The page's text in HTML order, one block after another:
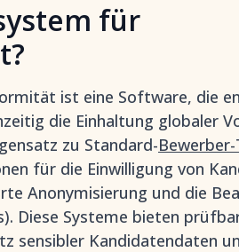
für
ist eine Software, die
die Einhaltung globaler
zu Standard-
für die Einwilligung von
Anonymisierung und die
Diese Systeme bieten
sensibler Kandidatendaten